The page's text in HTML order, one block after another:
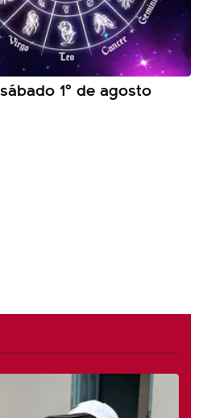
1º de agosto